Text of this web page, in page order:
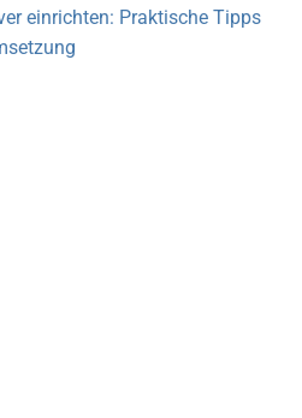
einrichten: Praktische Tipps